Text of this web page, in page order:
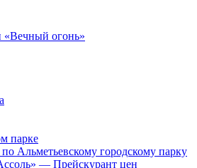
огонь»
парке
Альметьевскому городскому парку
— Прейскурант цен